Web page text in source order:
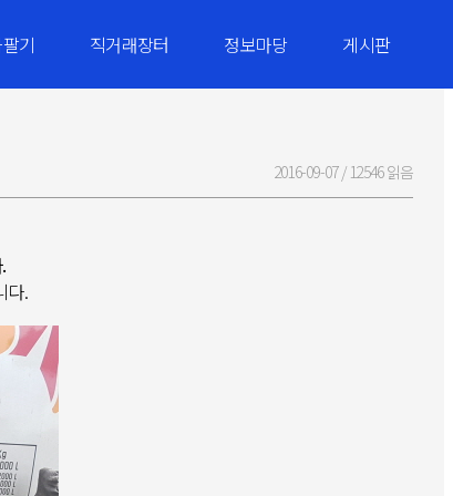
기 직거래장터 정보마당 게시판
2016-09-07 / 12546 읽음
다.